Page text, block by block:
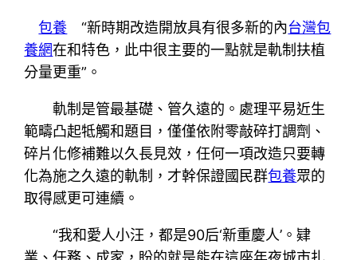
包養 “新時期改造開放具有很多新的內台灣包
養網在和特色，此中很主要的一點就是軌制扶植
分量更重”。
軌制是管最基礎、管久遠的。處理平易近生
範疇凸起牴觸和題目，僅僅依附零敲碎打調劑、
碎片化修補難以久長見效，任何一項改造只要轉
化為施之久遠的軌制，才幹保證國民群包養眾的
取得感更可連續。
“我和愛人小汪，都是90后‘新重慶人’。肄